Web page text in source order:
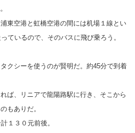
東空港と虹橋空港の間には机場１線とい
ているので、そのバスに飛び乗ろう。
クシーを使うのが賢明だ。約45分で到着
ば、リニアで龍陽路駅に行き、そこから
もありだ。
１３０元前後。